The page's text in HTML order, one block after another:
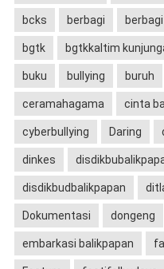
bcks berbagi
bgtk bgtkkaltim
buku bullying buruh
ceramahagama cinta
cyberbullying Daring
dinkes
disdikbudbalikpapan
Dokumentasi dongeng
embarkasi balikpapan